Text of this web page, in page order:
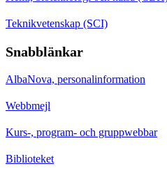
Teknikvetenskap (SCI)
Snabblänkar
AlbaNova, personalinformation
Webbmejl
Kurs-, program- och gruppwebbar
Biblioteket